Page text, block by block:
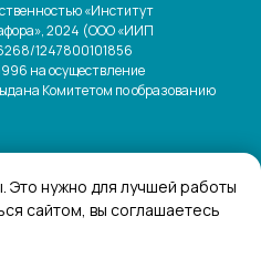
«Институт
2024 (ООО «ИИП
1247800101856
на осуществление
Комитетом по образованию
науки и
нужно для лучшей работы
сайтом, вы соглашаетесь